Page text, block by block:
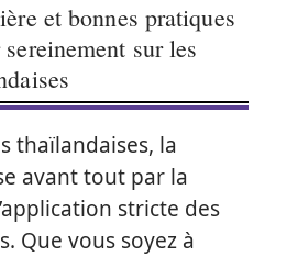
et bonnes pratiques
sur les
thaïlandaises, la
avant tout par la
stricte des
Que vous soyez à